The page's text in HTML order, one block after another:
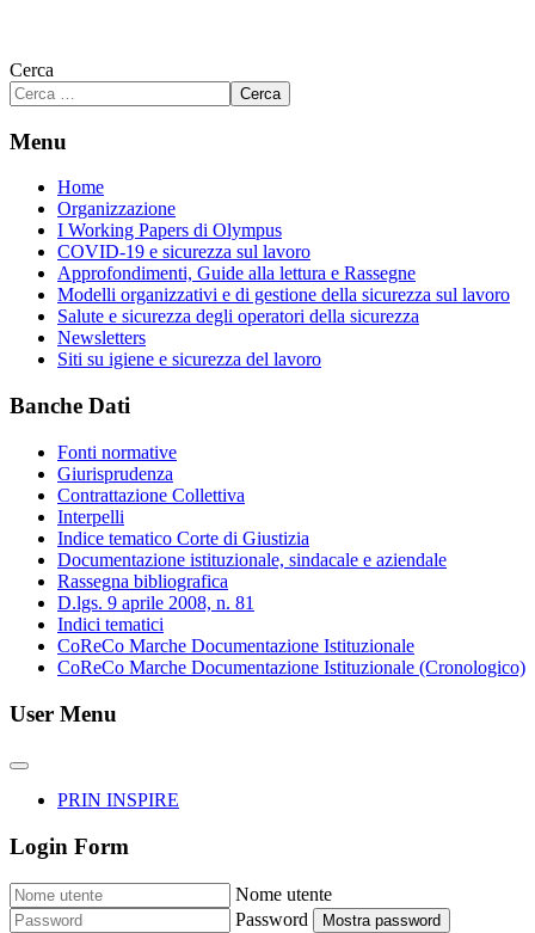
Cerca
Cerca
Menu
Home
Organizzazione
I Working Papers di Olympus
COVID-19 e sicurezza sul lavoro
Approfondimenti, Guide alla lettura e Rassegne
Modelli organizzativi e di gestione della sicurezza sul lavoro
Salute e sicurezza degli operatori della sicurezza
Newsletters
Siti su igiene e sicurezza del lavoro
Banche Dati
Fonti normative
Giurisprudenza
Contrattazione Collettiva
Interpelli
Indice tematico Corte di Giustizia
Documentazione istituzionale, sindacale e aziendale
Rassegna bibliografica
D.lgs. 9 aprile 2008, n. 81
Indici tematici
CoReCo Marche Documentazione Istituzionale
CoReCo Marche Documentazione Istituzionale (Cronologico)
User Menu
PRIN INSPIRE
Login Form
Nome utente
Password
Mostra password